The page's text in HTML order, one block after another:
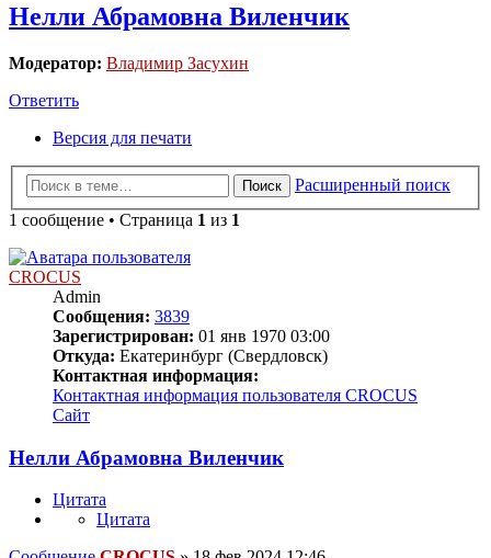
Нелли Абрамовна Виленчик
Модератор: Владимир Засухин
Ответить
Версия для печати
Поиск
Расширенный поиск
1 сообщение • Страница 1 из 1
CROCUS
Admin
Сообщения: 3839
Зарегистрирован: 01 янв 1970 03:00
Откуда: Екатеринбург (Свердловск)
Контактная информация:
Контактная информация пользователя CROCUS
Сайт
Нелли Абрамовна Виленчик
Цитата
Цитата